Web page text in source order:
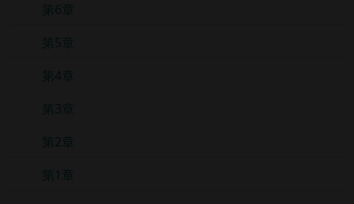
第6章
第5章
第4章
第3章
第2章
第1章